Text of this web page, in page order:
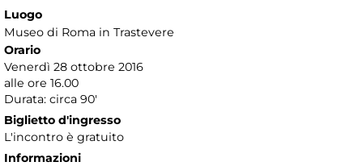
Luogo
Museo di Roma in Trastevere
Orario
Venerdì 28 ottobre 2016
alle ore 16.00
Durata: circa 90'
Biglietto d'ingresso
L'incontro è gratuito
Informazioni